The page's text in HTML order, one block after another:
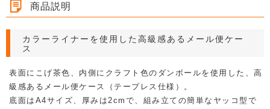
梱包形態
1000枚入り / 完全梱包 / 梱包サイズ：636×445×265mm 4個口
2000枚入り / 完全梱包 / 梱包サイズ：636×445×265mm 8個口
5000枚入り / 完全梱包 / 梱包サイズ：636×445×265mm 20個口
10000枚入り / 完全梱包 / 梱包サイズ：636×445×265mm 40個
口 ※分納の可能性有
商品説明
カラーライナーを使用した高級感あるメール便ケー
ス
表面にこげ茶色、内側にクラフト色のダンボールを使用した、高
級感あるメール便ケース（テープレス仕様）。
底面はA4サイズ、厚みは2cmで、組み立ての簡単なヤッコ型で